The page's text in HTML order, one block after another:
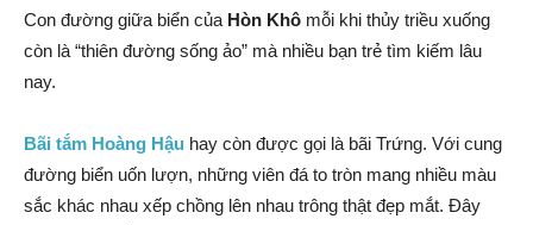
Con đường giữa biển của Hòn Khô mỗi khi thủy triều xuống
còn là “thiên đường sống ảo” mà nhiều bạn trẻ tìm kiếm lâu
nay.
Bãi tắm Hoàng Hậu hay còn được gọi là bãi Trứng. Với cung
đường biển uốn lượn, những viên đá to tròn mang nhiều màu
sắc khác nhau xếp chồng lên nhau trông thật đẹp mắt. Đây